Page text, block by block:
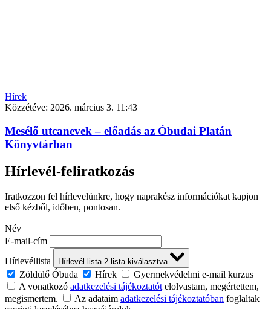
Hírek
Közzétéve: 2026. március 3. 11:43
Mesélő utcanevek – előadás az Óbudai Platán
Könyvtárban
Hírlevél-feliratkozás
Iratkozzon fel hírlevelünkre, hogy naprakész információkat kapjon
első kézből, időben, pontosan.
Név
E-mail-cím
Hírlevéllista
Hírlevél lista 2 lista kiválasztva
Zöldülő Óbuda Hírek
Gyermekvédelmi e-mail kurzus
A vonatkozó adatkezelési tájékoztatótelolvastam, megértettem,
megismertem.
Az adataim adatkezelési tájékoztatóban foglaltak